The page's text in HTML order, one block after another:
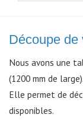
Découpe de
Nous avons une
(1200 mm de large).
Elle permet de
disponibles.